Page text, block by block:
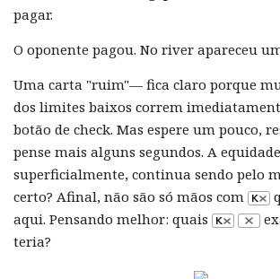
pagar.
O oponente pagou. No river apareceu
Uma carta "ruim"— fica claro porque
dos limites baixos correm
botão de check. Mas espere um pouco,
pense mais alguns segundos. A
superficialmente, continua sendo pelo
certo? Afinal, não são só mãos com
aqui. Pensando melhor: quais
teria?